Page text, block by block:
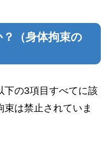
（身体拘束の
下の3項目すべてに該
は禁止されていま